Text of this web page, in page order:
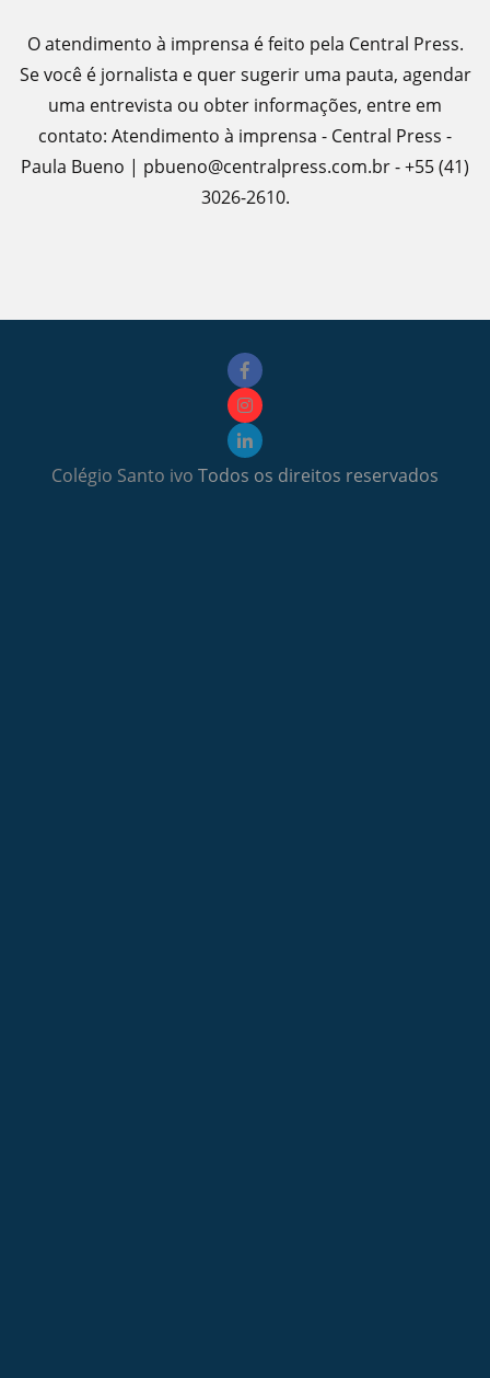
O atendimento à imprensa é feito pela Central Press.
Se você é jornalista e quer sugerir uma pauta, agendar
uma entrevista ou obter informações, entre em
contato: Atendimento à imprensa - Central Press -
Paula Bueno | pbueno@centralpress.com.br - +55 (41)
3026-2610.
Colégio Santo ivo Todos os direitos reservados